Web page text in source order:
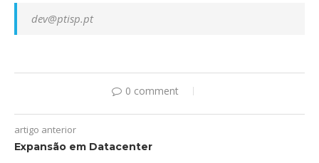
dev@ptisp.pt
0 comment
artigo anterior
Expansão em Datacenter